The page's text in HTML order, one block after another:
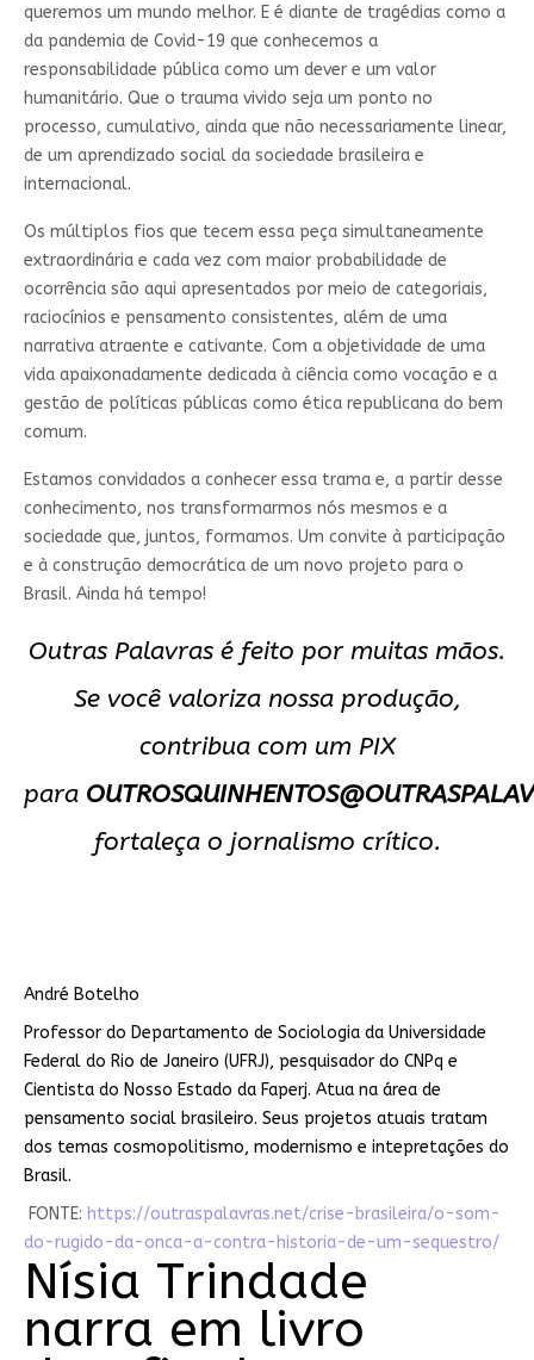
queremos um mundo melhor. E é diante de tragédias como a
da pandemia de Covid-19 que conhecemos a
responsabilidade pública como um dever e um valor
humanitário. Que o trauma vivido seja um ponto no
processo, cumulativo, ainda que não necessariamente linear,
de um aprendizado social da sociedade brasileira e
internacional.
Os múltiplos fios que tecem essa peça simultaneamente
extraordinária e cada vez com maior probabilidade de
ocorrência são aqui apresentados por meio de categoriais,
raciocínios e pensamento consistentes, além de uma
narrativa atraente e cativante. Com a objetividade de uma
vida apaixonadamente dedicada à ciência como vocação e a
gestão de políticas públicas como ética republicana do bem
comum.
Estamos convidados a conhecer essa trama e, a partir desse
conhecimento, nos transformarmos nós mesmos e a
sociedade que, juntos, formamos. Um convite à participação
e à construção democrática de um novo projeto para o
Brasil. Ainda há tempo!
Outras Palavras é feito por muitas mãos.
Se você valoriza nossa produção,
contribua com um PIX
para
fortaleça o jornalismo crítico.
André Botelho
Professor do Departamento de Sociologia da Universidade
Federal do Rio de Janeiro (UFRJ), pesquisador do CNPq e
Cientista do Nosso Estado da Faperj. Atua na área de
pensamento social brasileiro. Seus projetos atuais tratam
dos temas cosmopolitismo, modernismo e intepretações do
Brasil.
FONTE: https://outraspalavras.net/crise-brasileira/o-som-
do-rugido-da-onca-a-contra-historia-de-um-sequestro/
Nísia Trindade
narra em livro